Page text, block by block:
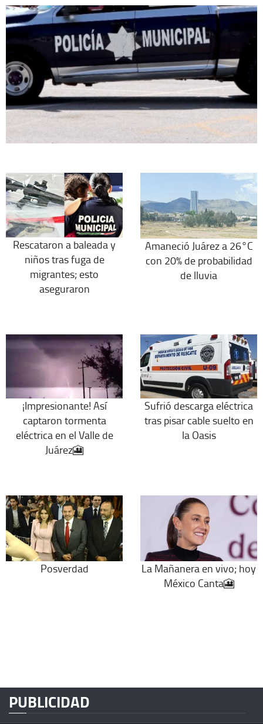
Rescataron a baleada y
niños tras fuga de
migrantes; esto
aseguraron
Amaneció Juárez a 26°C
con 20% de probabilidad
de lluvia
¡Impresionante! Así
captaron tormenta
eléctrica en el Valle de
Juárez🎦
Sufrió descarga eléctrica
tras pisar cable suelto en
la Oasis
Posverdad
La Mañanera en vivo; hoy
México Canta🎦
PUBLICIDAD